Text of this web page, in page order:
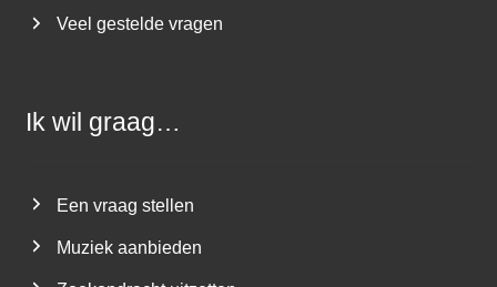
Veel gestelde vragen
Ik wil graag…
Een vraag stellen
Muziek aanbieden